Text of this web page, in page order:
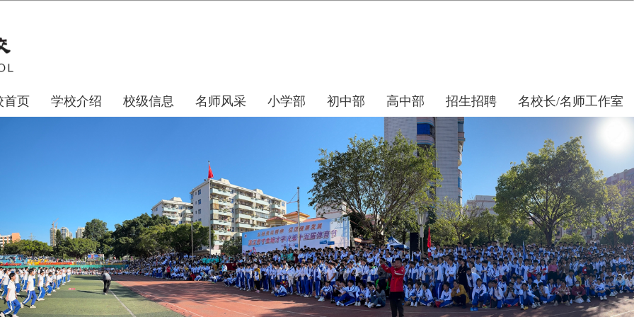
首页 学校介绍 校级信息 名师风采 小学部 初中部 高中部 招生招聘 名校长/名师工作室